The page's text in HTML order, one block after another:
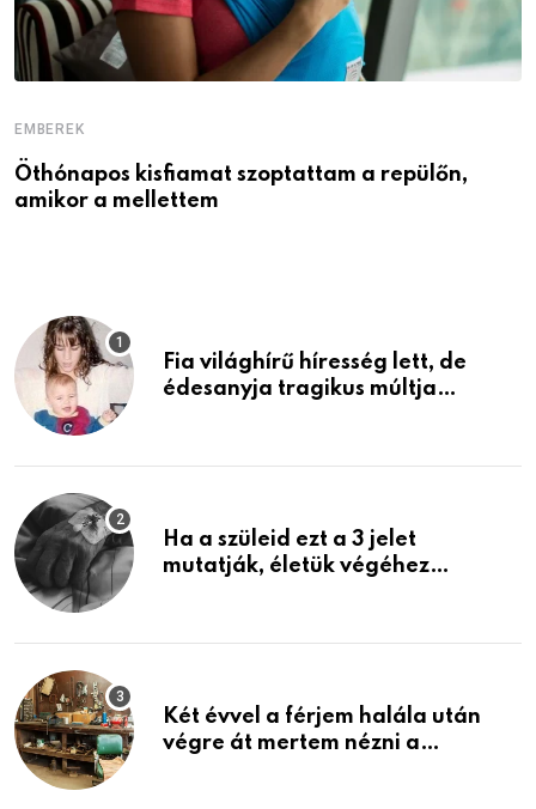
EMBEREK
Öthónapos kisfiamat szoptattam a repülőn,
amikor a mellettem
Fia világhírű híresség lett, de
édesanyja tragikus múltja
Ha a szüleid ezt a 3 jelet
mutatják, életük végéhez
Két évvel a férjem halála után
végre át mertem nézni a